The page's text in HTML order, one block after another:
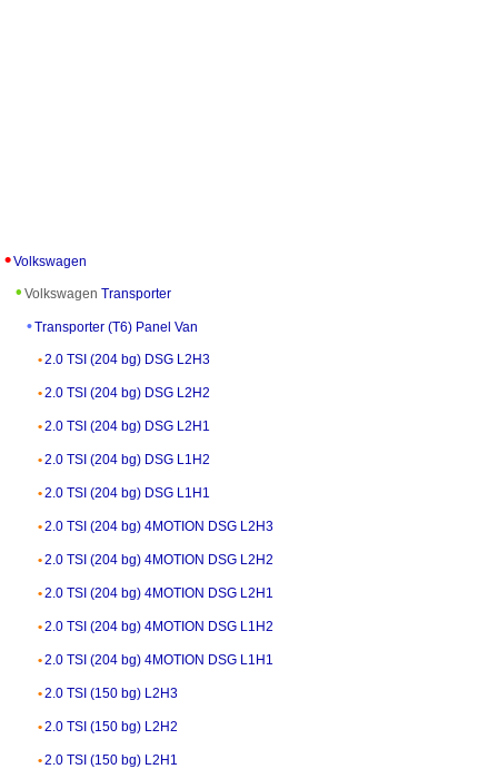
Volkswagen
Volkswagen Transporter
Transporter (T6) Panel Van
2.0 TSI (204 bg) DSG L2H3
2.0 TSI (204 bg) DSG L2H2
2.0 TSI (204 bg) DSG L2H1
2.0 TSI (204 bg) DSG L1H2
2.0 TSI (204 bg) DSG L1H1
2.0 TSI (204 bg) 4MOTION DSG L2H3
2.0 TSI (204 bg) 4MOTION DSG L2H2
2.0 TSI (204 bg) 4MOTION DSG L2H1
2.0 TSI (204 bg) 4MOTION DSG L1H2
2.0 TSI (204 bg) 4MOTION DSG L1H1
2.0 TSI (150 bg) L2H3
2.0 TSI (150 bg) L2H2
2.0 TSI (150 bg) L2H1